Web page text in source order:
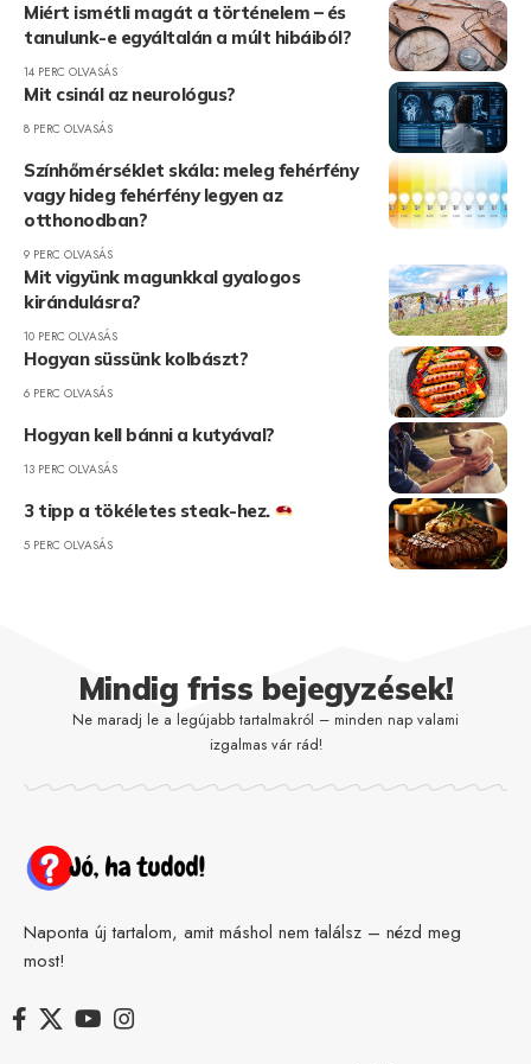
Miért ismétli magát a történelem – és
tanulunk-e egyáltalán a múlt hibáiból?
14 PERC OLVASÁS
Mit csinál az neurológus?
8 PERC OLVASÁS
Színhőmérséklet skála: meleg fehérfény
vagy hideg fehérfény legyen az
otthonodban?
9 PERC OLVASÁS
Mit vigyünk magunkkal gyalogos
kirándulásra?
10 PERC OLVASÁS
Hogyan süssünk kolbászt?
6 PERC OLVASÁS
Hogyan kell bánni a kutyával?
13 PERC OLVASÁS
3 tipp a tökéletes steak-hez.
5 PERC OLVASÁS
Mindig friss bejegyzések!
Ne maradj le a legújabb tartalmakról – minden nap valami
izgalmas vár rád!
Naponta új tartalom, amit máshol nem találsz – nézd meg
most!